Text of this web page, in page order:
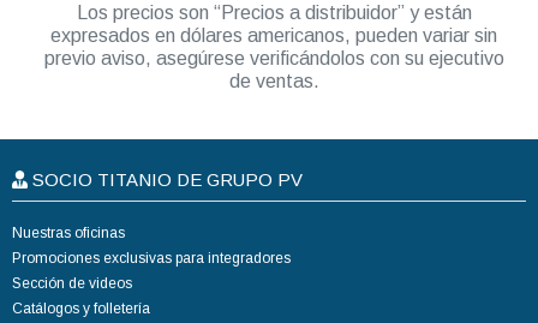
Los precios son “Precios a distribuidor” y están
expresados en dólares americanos, pueden variar sin
previo aviso, asegúrese verificándolos con su ejecutivo
de ventas.
SOCIO TITANIO DE GRUPO PV
Nuestras oficinas
Promociones exclusivas para integradores
Sección de videos
Catálogos y folletería